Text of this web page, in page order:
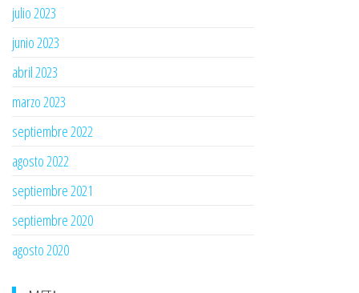
julio 2023
junio 2023
abril 2023
marzo 2023
septiembre 2022
agosto 2022
septiembre 2021
septiembre 2020
agosto 2020